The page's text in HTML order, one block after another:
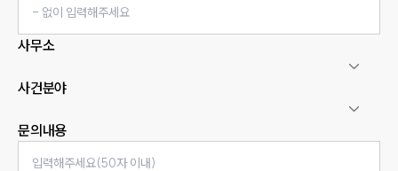
사무소
사건분야
문의내용